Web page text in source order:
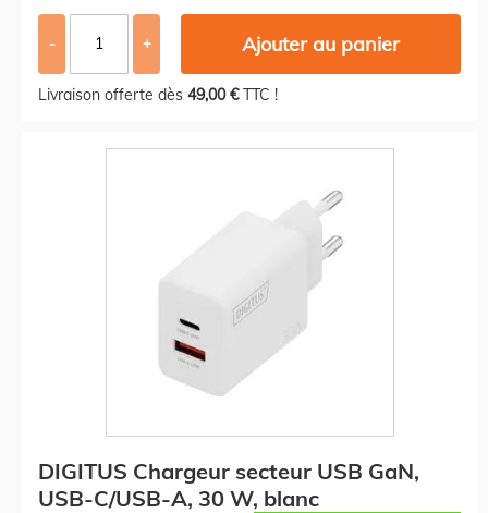
- + Ajouter au panier
Livraison offerte dès 49,00 €TTC !
DIGITUS Chargeur secteur USB GaN,
USB-C/USB-A, 30 W, blanc